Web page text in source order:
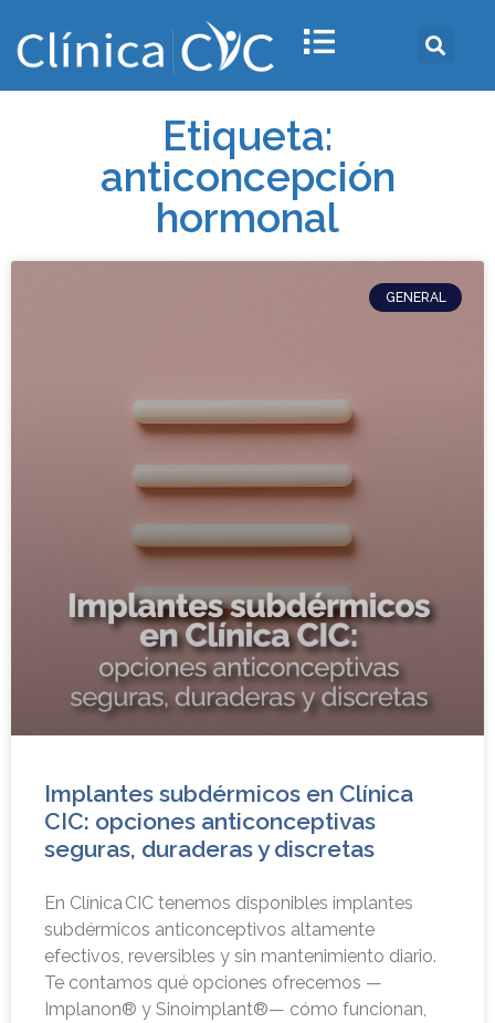
Etiqueta:
anticoncepción
hormonal
GENERAL
Implantes subdérmicos en Clínica
CIC: opciones anticonceptivas
seguras, duraderas y discretas
En Clínica CIC tenemos disponibles implantes
subdérmicos anticonceptivos altamente
efectivos, reversibles y sin mantenimiento diario.
Te contamos qué opciones ofrecemos —
Implanon® y Sinoimplant®— cómo funcionan,